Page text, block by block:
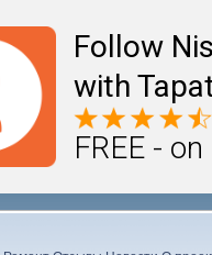
Follow
with
FREE -